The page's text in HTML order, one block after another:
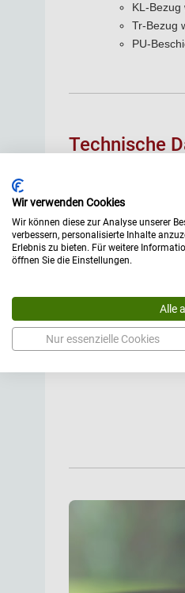
KL-
Tr-Bezug
PU-
Technische
Wir verwenden Cookies
Wir können diese zur Analyse unserer
verbessern, personalisierte Inhalte
Erlebnis zu bieten. Für weitere
öffnen Sie die Einstellungen.
Alle
Nur essenzielle Cookies